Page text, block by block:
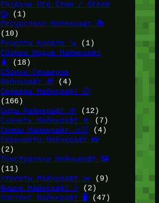
Раздачи Игр Стим / Steam
🎲 (1)
Ресурспаки Майнкрафт 📚
(10)
Рецепты Крафта 🪚 (1)
Сборки Модов Майнкрафт
🧳
(18)
Сборки Серверов
Майнкрафт 🎁 (4)
Сервера Майнкрафт 🛜
(166)
Сиды Майнкрафт 🌱
(12)
Скачать Майнкрафт 🔽
(7)
Скины Майнкрафт 🤹🏻
(4)
Скриншоты Майнкрафт 📸
(2)
Текстурпаки Майнкрафт 🖼️
(11)
Утилиты Майнкрафт ✂️ (9)
Фишки Майнкрафт ⭐(2)
Хостинг Майнкрафт 🖥️ (47)